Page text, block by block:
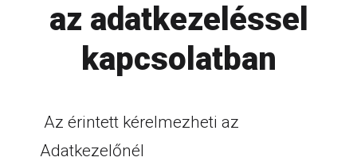
az adatkezeléssel
kapcsolatban
Az érintett kérelmezheti az
Adatkezelőnél